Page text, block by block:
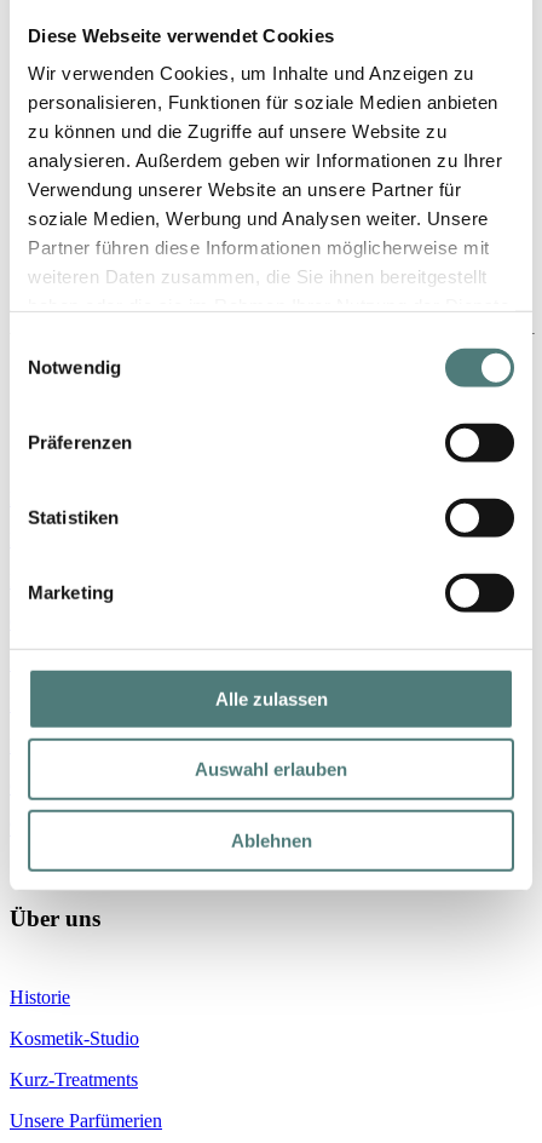
Diese Webseite verwendet Cookies
Wir verwenden Cookies, um Inhalte und Anzeigen zu
personalisieren, Funktionen für soziale Medien anbieten
zu können und die Zugriffe auf unsere Website zu
analysieren. Außerdem geben wir Informationen zu Ihrer
Verwendung unserer Website an unsere Partner für
soziale Medien, Werbung und Analysen weiter. Unsere
Partner führen diese Informationen möglicherweise mit
weiteren Daten zusammen, die Sie ihnen bereitgestellt
Notwendig
Präferenzen
Statistiken
Marketing
Alle zulassen
Auswahl erlauben
Ablehnen
Schön folgen
Make-up
Nischenmarken
Über uns
Historie
Kosmetik-Studio
Kurz-Treatments
Unsere Parfümerien